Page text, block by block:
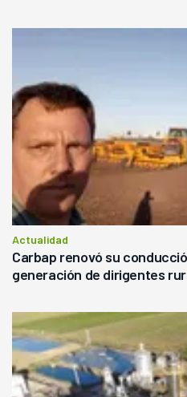
Actualidad
Carbap renovó su
generación de dirigentes